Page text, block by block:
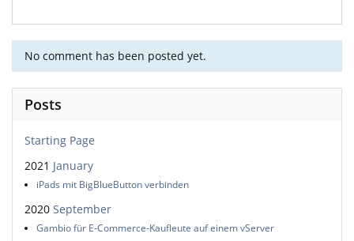
No comment has been posted yet.
Posts
Starting Page
2021 January
iPads mit BigBlueButton verbinden
2020 September
Gambio für E-Commerce-Kaufleute auf einem vServer